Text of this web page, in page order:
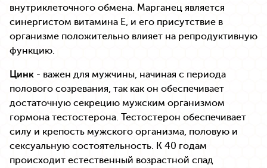
внутриклеточного обмена. Марганец является
синергистом витамина Е, и его присутствие в
организме положительно влияет на репродуктивную
функцию.
Цинк - важен для мужчины, начиная с периода
полового созревания, так как он обеспечивает
достаточную секрецию мужским организмом
гормона тестостерона. Тестостерон обеспечивает
силу и крепость мужского организма, половую и
сексуальную состоятельность. К 40 годам
происходит естественный возрастной спад